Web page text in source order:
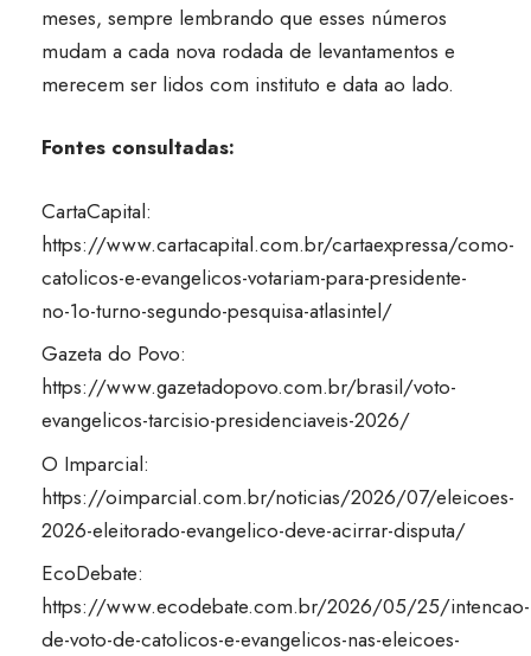
meses, sempre lembrando que esses números
mudam a cada nova rodada de levantamentos e
merecem ser lidos com instituto e data ao lado.
Fontes consultadas:
CartaCapital:
https://www.cartacapital.com.br/cartaexpressa/como-
catolicos-e-evangelicos-votariam-para-presidente-
no-1o-turno-segundo-pesquisa-atlasintel/
Gazeta do Povo:
https://www.gazetadopovo.com.br/brasil/voto-
evangelicos-tarcisio-presidenciaveis-2026/
O Imparcial:
https://oimparcial.com.br/noticias/2026/07/eleicoes-
2026-eleitorado-evangelico-deve-acirrar-disputa/
EcoDebate:
https://www.ecodebate.com.br/2026/05/25/intencao-
de-voto-de-catolicos-e-evangelicos-nas-eleicoes-